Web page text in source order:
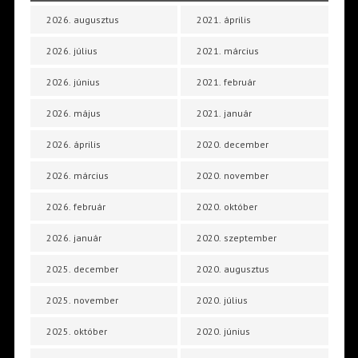
2026. augusztus
2026. július
2026. június
2026. május
2026. április
2026. március
2026. február
2026. január
2025. december
2025. november
2025. október
2021. április
2021. március
2021. február
2021. január
2020. december
2020. november
2020. október
2020. szeptember
2020. augusztus
2020. július
2020. június